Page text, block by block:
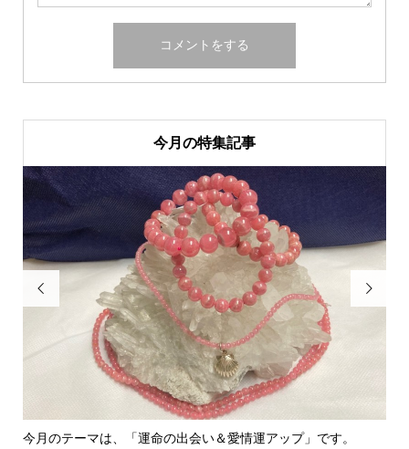
今月の特集記事

今月のテーマは、「運命の出会い＆愛情運アップ」です。
